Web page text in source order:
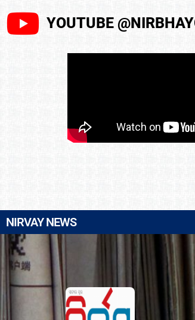
YOUTUBE
NIRVAY NEWS